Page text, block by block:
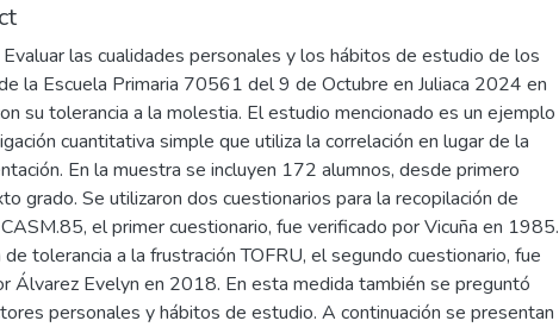
las cualidades personales y los hábitos de estudio de los
la Escuela Primaria 70561 del 9 de Octubre en Juliaca 2024 en
su tolerancia a la molestia. El estudio mencionado es un ejemplo
cuantitativa simple que utiliza la correlación en lugar de la
En la muestra se incluyen 172 alumnos, desde primero
grado. Se utilizaron dos cuestionarios para la recopilación de
el primer cuestionario, fue verificado por Vicuña en 1985.
de tolerancia a la frustración TOFRU, el segundo cuestionario, fue
Álvarez Evelyn en 2018. En esta medida también se preguntó
personales y hábitos de estudio. A continuación se presentan